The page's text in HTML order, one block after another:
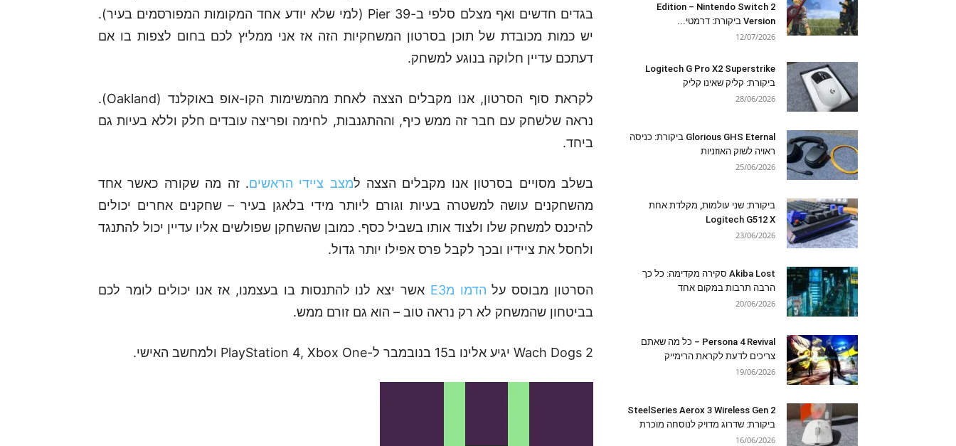
בגדים חדשים ואף מצלם סלפי ב-Pier 39 (למי שלא יודע אחד המקומות המפורסמים בעיר).
יש כמות מכובדת של תוכן בסרטון המשחקיות הזה אז אני ממליץ לכם בחום לצפות בו אם
דעתכם עדיין חלוקה בנוגע למשחק.
לקראת סוף הסרטון, אנו מקבלים הצצה לאחת מהמשימות הקו-אופ באוקלנד (Oakland).
נראה שלשחק עם חבר זה ממש כיף, וההתגנבות, לחימה ופריצה עובדים חלק וללא בעיות גם
ביחד.
בשלב מסויים בסרטון אנו מקבלים הצצה למצב ציידי הראשים. זה מה שקורה כאשר אחד
מהשחקנים עושה למשטרה בעיות וגורם ליותר מידי בלאגן בעיר – שחקנים אחרים יכולים
להיכנס למשחק שלו ולצוד אותו בשביל כסף. כמובן שהשחקן שפולשים אליו עדיין יכול להתנגד
ולחסל את ציידיו ובכך לקבל פרס אפילו יותר גדול.
הסרטון מבוסס על הדמו מE3
אשר יצא לנו להתנסות בו בעצמנו, אז אנו יכולים לומר לכם
בביטחון שהמשחק לא רק נראה טוב – הוא גם זורם ממש.
Wach Dogs 2 יגיע אלינו ב15 בנובמבר ל-PlayStation 4, Xbox One ולמחשב האישי.
Edition – Nintendo Switch 2
Version ביקורת: דרמטי...
12/07/2026
Logitech G Pro X2 Superstrike
ביקורת: קליק שאינו קליק
28/06/2026
Glorious GHS Eternal ביקורת: כניסה
ראויה לשוק האוזניות
25/06/2026
ביקורת: שני עולמות, מקלדת אחת
Logitech G512 X
23/06/2026
Akiba Lost סקירה מקדימה: כל כך
הרבה תרבות במקום אחד
20/06/2026
Persona 4 Revival – כל מה שאתם
צריכים לדעת לקראת הרימייק
19/06/2026
SteelSeries Aerox 3 Wireless Gen 2
ביקורת: שדרוג מדויק לנוסחה מוכרת
16/06/2026